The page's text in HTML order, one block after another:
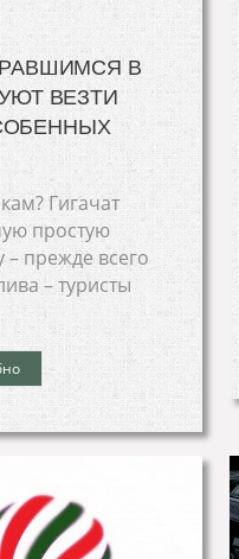
В
ВЕЗТИ
Гигачат
простую
– прежде всего
– туристы